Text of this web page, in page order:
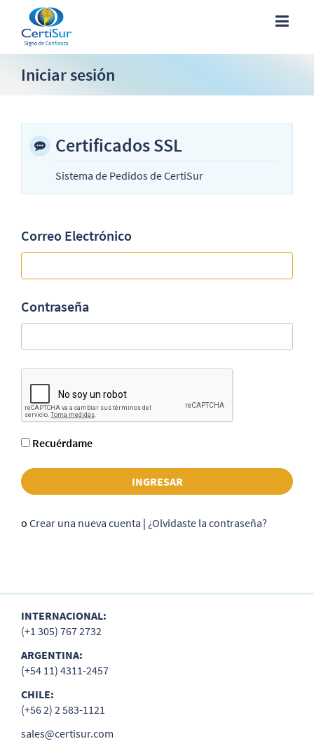
Iniciar sesión
Correo Electrónico
Contraseña
Recuérdame
o Crear una nueva cuenta | ¿Olvidaste la contraseña?
Certificados SSL
Sistema de Pedidos de CertiSur
INTERNACIONAL:
(+1 305) 767 2732
ARGENTINA:
(+54 11) 4311-2457
CHILE:
(+56 2) 2 583-1121
sales@certisur.com